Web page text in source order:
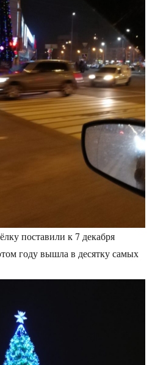
поставили к 7 декабря
году вышла в десятку самых